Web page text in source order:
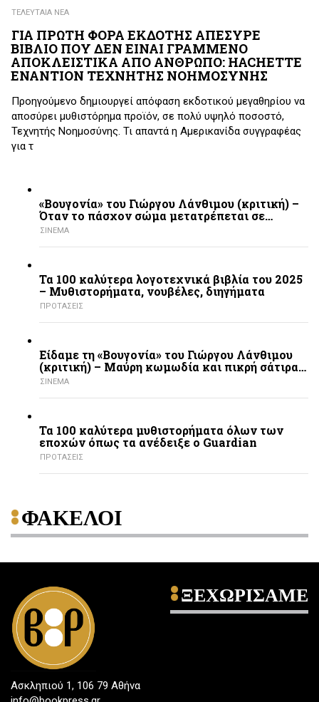
ΤΕΛΕΥΤΑΙΑ ΝΕΑ
ΓΙΑ ΠΡΩΤΗ ΦΟΡΑ ΕΚΔΟΤΗΣ ΑΠΕΣΥΡΕ
ΒΙΒΛΙΟ ΠΟΥ ΔΕΝ ΕΙΝΑΙ ΓΡΑΜΜΕΝΟ
ΑΠΟΚΛΕΙΣΤΙΚΑ ΑΠΟ ΑΝΘΡΩΠΟ: HACHETTE
ΕΝΑΝΤΙΟΝ ΤΕΧΝΗΤΗΣ ΝΟΗΜΟΣΥΝΗΣ
Προηγούμενο δημιουργεί απόφαση εκδοτικού μεγαθηρίου να
αποσύρει μυθιστόρημα προϊόν, σε πολύ υψηλό ποσοστό,
Τεχνητής Νοημοσύνης. Τι απαντά η Αμερικανίδα συγγραφέας
για τ
«Βουγονία» του Γιώργου Λάνθιμου (κριτική) –
Όταν το πάσχον σώμα μετατρέπεται σε…
ΣΙΝΕΜΑ
Τα 100 καλύτερα λογοτεχνικά βιβλία του 2025
– Mυθιστορήματα, νουβέλες, διηγήματα
ΠΡΟΤΑΣΕΙΣ
Είδαμε τη «Βουγονία» του Γιώργου Λάνθιμου
(κριτική) – Μαύρη κωμωδία και πικρή σάτιρα…
ΣΙΝΕΜΑ
Τα 100 καλύτερα μυθιστορήματα όλων των
εποχών όπως τα ανέδειξε ο Guardian
ΠΡΟΤΑΣΕΙΣ
ΦΑΚΕΛΟΙ
Ασκληπιού 1, 106 79 Αθήνα
ΞΕΧΩΡΙΣΑΜΕ